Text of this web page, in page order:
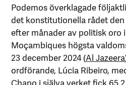
Podemos överklagade
det konstitutionella rådet den
efter månader av politisk oro
Moçambiques högsta
23 december 2024 (Al Jazeera
ordförande, Lúcia Ribeiro,
Chapo i själva verket fick